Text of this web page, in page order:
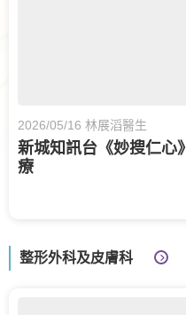
2026/05/16 林展滔醫生
新城知訊台《妙搜仁心
療
整形外科及皮膚科